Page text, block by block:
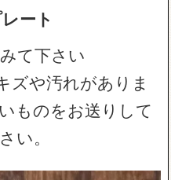
ート
て下さい
ズや汚れがありま
ものをお送りして
い。